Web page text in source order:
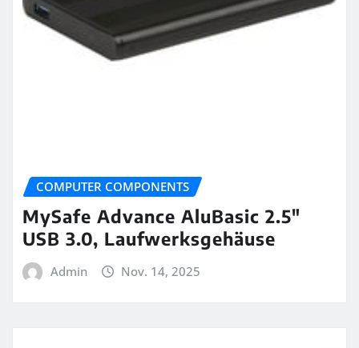
COMPUTER COMPONENTS
MySafe Advance AluBasic 2.5″
USB 3.0, Laufwerksgehäuse
Admin Nov. 14, 2025